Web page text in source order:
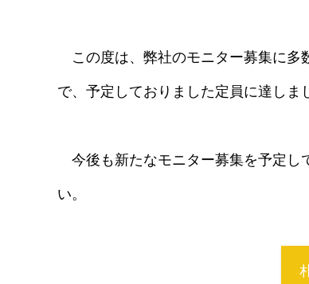
この度は、弊社のモニター募集に多
で、予定しておりました定員に達しま
今後も新たなモニター募集を予定し
い。